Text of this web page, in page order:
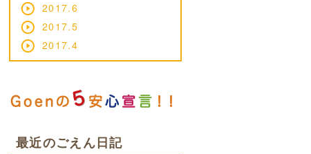
2017.6
2017.5
2017.4
最近のごえん日記